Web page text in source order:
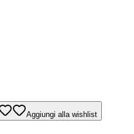
Aggiungi alla wishlist